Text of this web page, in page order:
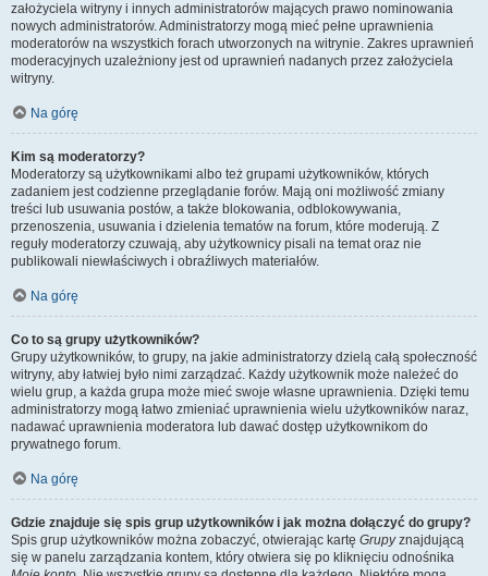
założyciela witryny i innych administratorów mających prawo nominowania
nowych administratorów. Administratorzy mogą mieć pełne uprawnienia
moderatorów na wszystkich forach utworzonych na witrynie. Zakres uprawnień
moderacyjnych uzależniony jest od uprawnień nadanych przez założyciela
witryny.
Na górę
Kim są moderatorzy?
Moderatorzy są użytkownikami albo też grupami użytkowników, których
zadaniem jest codzienne przeglądanie forów. Mają oni możliwość zmiany
treści lub usuwania postów, a także blokowania, odblokowywania,
przenoszenia, usuwania i dzielenia tematów na forum, które moderują. Z
reguły moderatorzy czuwają, aby użytkownicy pisali na temat oraz nie
publikowali niewłaściwych i obraźliwych materiałów.
Na górę
Co to są grupy użytkowników?
Grupy użytkowników, to grupy, na jakie administratorzy dzielą całą społeczność
witryny, aby łatwiej było nimi zarządzać. Każdy użytkownik może należeć do
wielu grup, a każda grupa może mieć swoje własne uprawnienia. Dzięki temu
administratorzy mogą łatwo zmieniać uprawnienia wielu użytkowników naraz,
nadawać uprawnienia moderatora lub dawać dostęp użytkownikom do
prywatnego forum.
Na górę
Gdzie znajduje się spis grup użytkowników i jak można dołączyć do grupy?
Spis grup użytkowników można zobaczyć, otwierając kartę Grupyznajdującą
się w panelu zarządzania kontem, który otwiera się po kliknięciu odnośnika